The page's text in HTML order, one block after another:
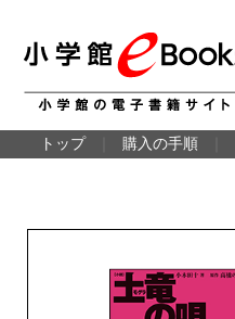
トップ 購入の手順